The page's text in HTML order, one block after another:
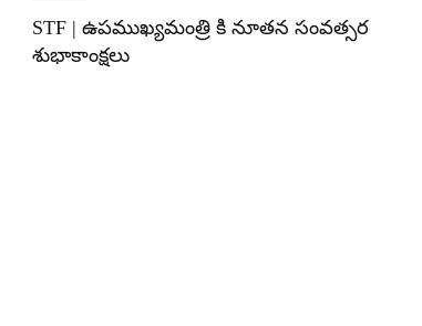
STF | ఉపముఖ్యమంత్రి కి నూతన సంవత్సర
శుభాకాంక్షలు